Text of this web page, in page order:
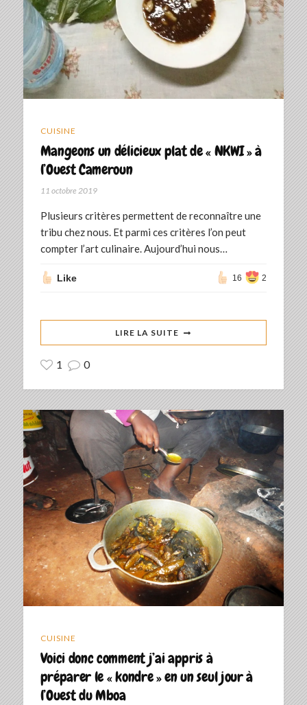
CUISINE
Mangeons un délicieux plat de « NKWI » à
l’Ouest Cameroun
11 octobre 2019
Plusieurs critères permettent de reconnaître une
tribu chez nous. Et parmi ces critères l’on peut
compter l’art culinaire. Aujourd’hui nous…
Like 16 2
LIRE LA SUITE
1 0
CUISINE
Voici donc comment j’ai appris à
préparer le « kondre » en un seul jour à
l’Ouest du Mboa